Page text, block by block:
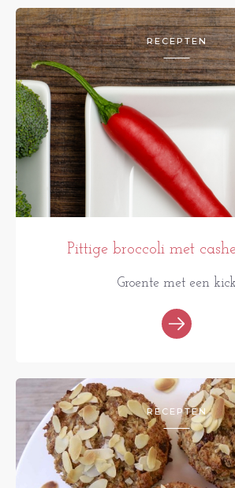
RECEPTEN
Pittige broccoli met
Groente met een
RECEPTEN